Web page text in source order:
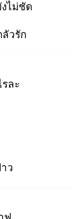
งไม่ชัด
ลัวรัก
ละ
ว